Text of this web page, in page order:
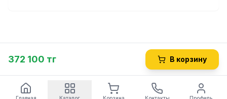
372 100 тг В корзину
Главная Каталог Корзина Контакты Профиль